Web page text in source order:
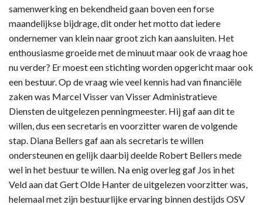
samenwerking en bekendheid gaan boven een forse
maandelijkse bijdrage, dit onder het motto dat iedere
ondernemer van klein naar groot zich kan aansluiten. Het
enthousiasme groeide met de minuut maar ook de vraag hoe
nu verder? Er moest een stichting worden opgericht maar ook
een bestuur. Op de vraag wie veel kennis had van financiële
zaken was Marcel Visser van Visser Administratieve
Diensten de uitgelezen penningmeester. Hij gaf aan dit te
willen, dus een secretaris en voorzitter waren de volgende
stap. Diana Bellers gaf aan als secretaris te willen
ondersteunen en gelijk daarbij deelde Robert Bellers mede
wel in het bestuur te willen. Na enig overleg gaf Jos in het
Veld aan dat Gert Olde Hanter de uitgelezen voorzitter was,
helemaal met zijn bestuurlijke ervaring binnen destijds OSV